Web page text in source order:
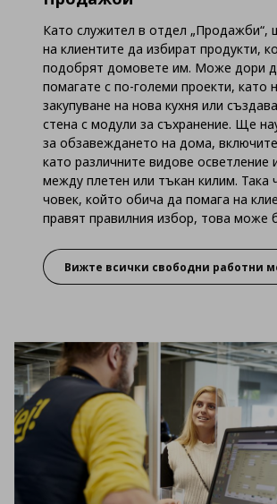
Като служител в отдел „Продажби“,
на клиентите да избират продукти,
подобрят домовете им. Може дори
помагате с по-големи проекти, като
закупуване на нова кухня или
стена с модули за съхранение. Ще
за обзавеждането на дома,
като различните видове осветление
между плетен или тъкан килим. Така
човек, който обича да помага на
правят правилния избор, това може
Вижте всички свободни работни